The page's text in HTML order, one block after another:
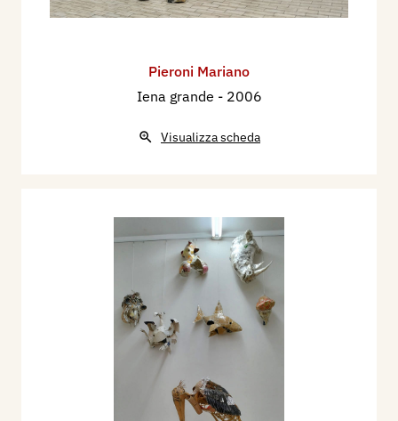
Pieroni Mariano
Iena grande - 2006
Visualizza scheda